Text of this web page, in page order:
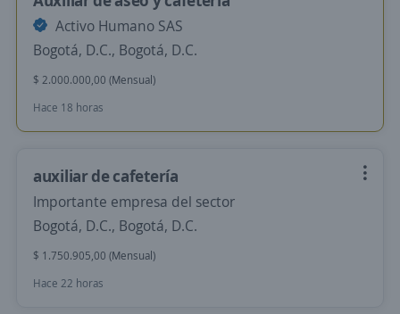
Activo Humano SAS
Bogotá, D.C., Bogotá, D.C.
$ 2.000.000,00 (Mensual)
Hace 18 horas
auxiliar de cafetería
Importante empresa del sector
Bogotá, D.C., Bogotá, D.C.
$ 1.750.905,00 (Mensual)
Hace 22 horas